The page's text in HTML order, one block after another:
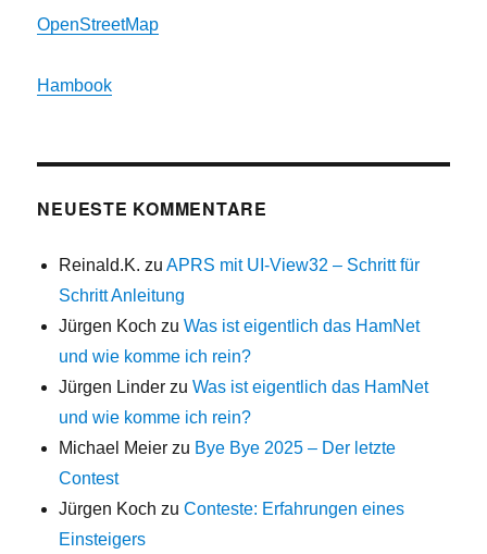
OpenStreetMap
Hambook
NEUESTE KOMMENTARE
Reinald.K. zuAPRS mit UI-View32 – Schritt für
Schritt Anleitung
Jürgen Koch zuWas ist eigentlich das HamNet
und wie komme ich rein?
Jürgen Linder zuWas ist eigentlich das HamNet
und wie komme ich rein?
Michael Meier zu Bye Bye 2025 – Der letzte
Contest
Jürgen Koch zuConteste: Erfahrungen eines
Einsteigers